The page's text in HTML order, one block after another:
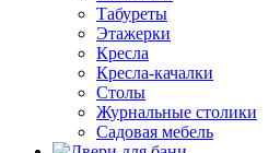
Табуреты
Этажерки
Кресла
Кресла-качалки
Столы
Журнальные столики
Садовая мебель